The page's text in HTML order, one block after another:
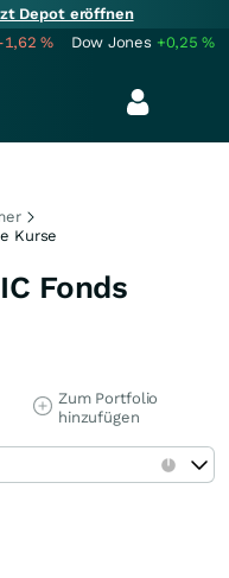
Depot eröffnen
1,62% Dow Jones +0,25%
Kurse
Fonds
Zum Portfolio
hinzufügen